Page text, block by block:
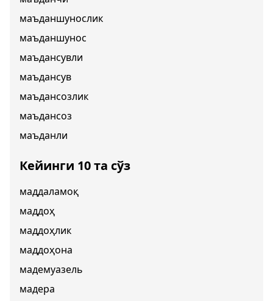
маъданшунослик
маъданшунос
маъдансувли
маъдансув
маъдансозлик
маъдансоз
маъданли
Кейинги 10 та сўз
маддаламоқ
маддоҳ
маддоҳлик
маддоҳона
мадемуазель
мадера